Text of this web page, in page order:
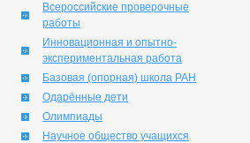
Всероссийские проверочные
работы
Инновационная и опытно-
экспериментальная работа
Базовая (опорная) школа РАН
Одарённые дети
Олимпиады
Научное общество учащихся